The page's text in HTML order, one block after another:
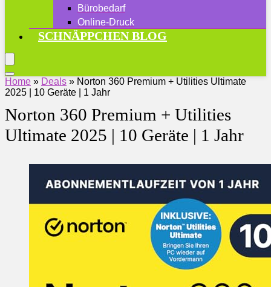
Bürobedarf
Online-Druck
SCHNÄPPCHEN BLOG
Home » Deals » Norton 360 Premium + Utilities Ultimate
2025 | 10 Geräte | 1 Jahr
Norton 360 Premium + Utilities
Ultimate 2025 | 10 Geräte | 1 Jahr